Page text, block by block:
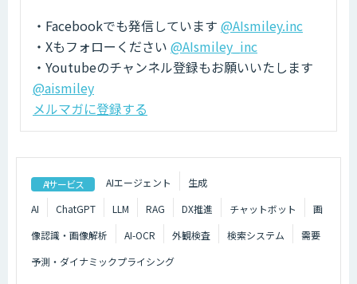
・Facebookでも発信しています @AIsmiley.inc
・Xもフォローください @AIsmiley_inc
・Youtubeのチャンネル登録もお願いいたします
@aismiley
メルマガに登録する
AIサービス AIエージェント
生成
AI
ChatGPT LLM RAG DX推進 チャットボット
画
像認識・画像解析
AI-OCR 外観検査 検索システム
需要
予測・ダイナミックプライシング